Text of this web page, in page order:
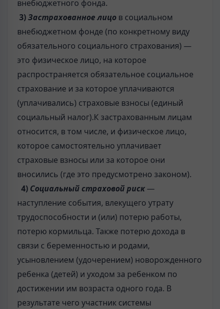
внебюджетного фонда.
3)Застрахованное лицо в социальном
внебюджетном фонде (по конкретному виду
обязательного социального страхования) —
это физическое лицо, на которое
распространяется обязательное социальное
страхование и за которое уплачиваются
(уплачивались) страховые взносы (единый
социальный налог).К застрахованным лицам
относится, в том числе, и физическое лицо,
которое самостоятельно уплачивает
страховые взносы или за которое они
вносились (где это предусмотрено законом).
4) Социальный страховой риск—
наступление события, влекущего утрату
трудоспособности и (или) потерю работы,
потерю кормильца. Также потерю дохода в
связи с беременностью и родами,
усыновлением (удочерением) новорожденного
ребенка (детей) и уходом за ребенком по
достижении им возраста одного года. В
результате чего участник системы